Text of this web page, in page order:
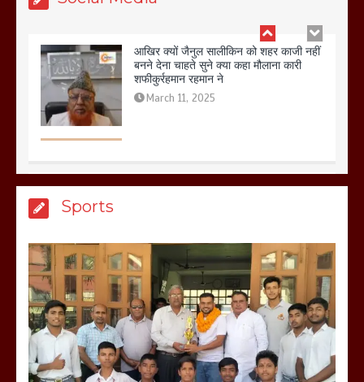
बिजली विभाग से परेशान होकर बागपत में एक संत
ने सरकार को दी आमरण अनशन की चेतावनी
March 8, 2025
होलिका रखने पर लात मार कर होलिका को किया
तहस नहस,मोहल्ले वालों के साथ की गई गाली
गलोच ,कहा अगर रखी गई होली तो होगा खून
खराबा,
Sports